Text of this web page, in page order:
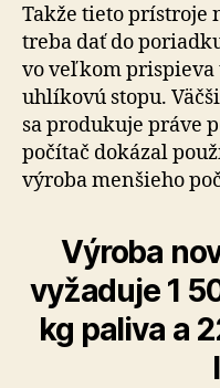
Takže tieto prístroje
treba dať do
vo veľkom
uhlíkovú stopu.
sa produkuje práve
počítač dokázal
výroba menšieho
Výroba
vyžaduje 1
kg paliva a